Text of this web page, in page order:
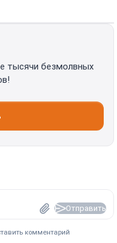
тысячи безмолвных
Отправить
комментарий